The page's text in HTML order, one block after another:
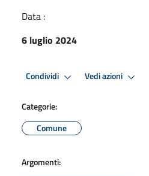
Data :
6 luglio 2024
Condividi Vedi azioni
Categorie:
Comune
Argomenti: